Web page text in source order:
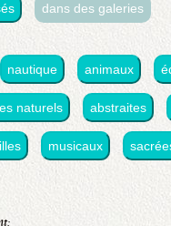
dans des galeries
nautique animaux
naturels abstraites
musicaux